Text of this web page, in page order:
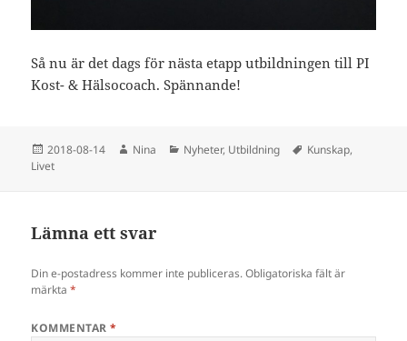
Så nu är det dags för nästa etapp utbildningen till PI
Kost- & Hälsocoach. Spännande!
Postat
2018-08-14 Författare
Nina Kategorier
Nyheter, Utbildning Taggar
Kunskap,
Livet
Lämna ett svar
Din e-postadress kommer inte publiceras. Obligatoriska fält är
märkta*
KOMMENTAR*